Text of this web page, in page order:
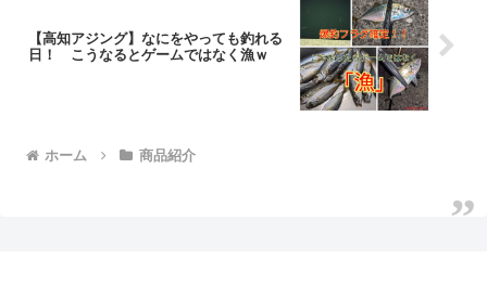
【高知アジング】なにをやっても釣れる
日！ こうなるとゲームではなく漁ｗ
ホーム 商品紹介